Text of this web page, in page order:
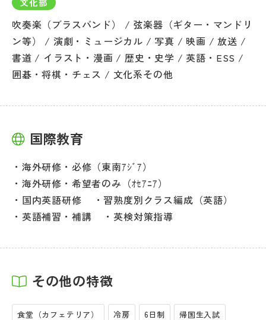
吹奏楽（ブラスバンド） / 弦楽器（ギター・マンドリ
ン等） / 演劇・ミュージカル / 写真 / 映画 / 放送 /
書道 / イラスト・漫画 / 歴史・史学 / 英語・ESS /
囲碁・将棋・チェス / 文化系その他
国際教育
海外研修・必修（東南ｱｼﾞｱ）
海外研修・希望者のみ（ｵｾｱﾆｱ）
国内英語研修
習熟度別クラス編成（英語）
英語補習・補講
英検対策指導
その他の特徴
食堂（カフェテリア） 冷房 6日制 帰国生入試